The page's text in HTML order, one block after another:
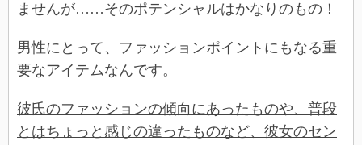
ませんが……そのポテンシャルはかなりのもの！
男性にとって、ファッションポイントにもなる重
要なアイテムなんです。
彼氏のファッションの傾向にあったものや、普段
とはちょっと感じの違ったものなど、彼女のセン